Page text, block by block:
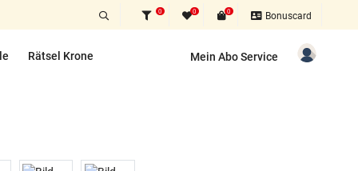
0 0 0 Bonuscard
Rätsel Krone Mein Abo Service